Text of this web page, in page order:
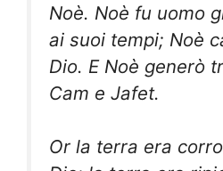
Noè. Noè fu uomo
ai suoi tempi; Noè
Dio. E Noè generò
Cam e Jafet.
Or la terra era